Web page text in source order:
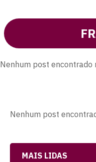
Nenhum post encontrado
Nenhum post
MAIS LIDAS